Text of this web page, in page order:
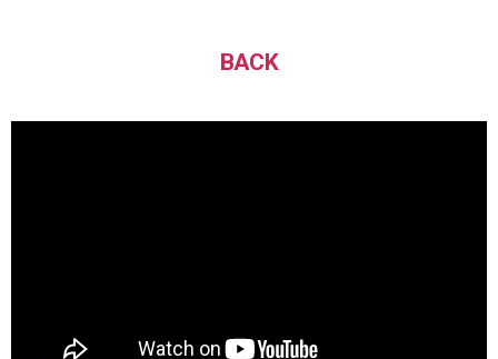
BACK